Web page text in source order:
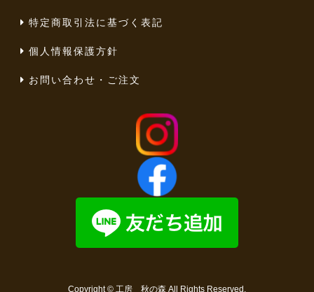
特定商取引法に基づく表記
個人情報保護方針
お問い合わせ・ご注文
Copyright © 工房 秋の森 All Rights Reserved.